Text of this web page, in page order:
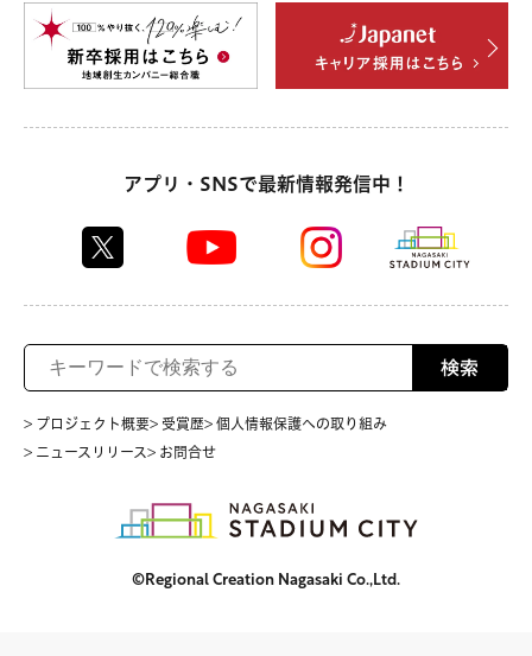
アプリ・SNSで最新情報発信中！
検索
> プロジェクト概要> 受賞歴> 個人情報保護への取り組み
> ニュースリリース> お問合せ
©Regional Creation Nagasaki Co.,Ltd.